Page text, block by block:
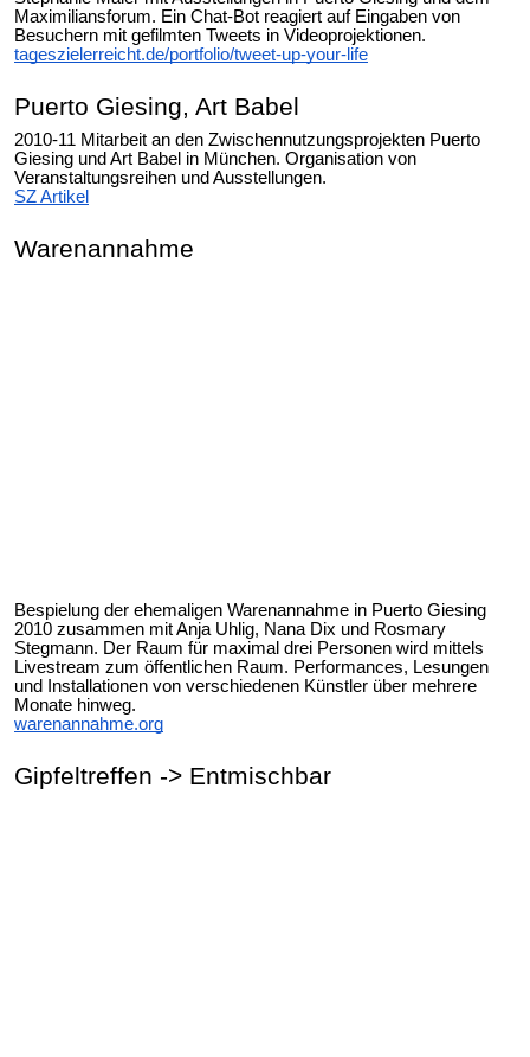
Maximiliansforum. Ein Chat-Bot reagiert auf Eingaben von
Besuchern mit gefilmten Tweets in Videoprojektionen.
tageszielerreicht.de/portfolio/tweet-up-your-life
Puerto Giesing, Art Babel
2010-11 Mitarbeit an den Zwischennutzungsprojekten Puerto
Giesing und Art Babel in München. Organisation von
Veranstaltungsreihen und Ausstellungen.
SZ Artikel
Warenannahme
Bespielung der ehemaligen Warenannahme in Puerto Giesing
2010 zusammen mit Anja Uhlig, Nana Dix und Rosmary
Stegmann. Der Raum für maximal drei Personen wird mittels
Livestream zum öffentlichen Raum. Performances, Lesungen
und Installationen von verschiedenen Künstler über mehrere
Monate hinweg.
warenannahme.org
Gipfeltreffen -> Entmischbar